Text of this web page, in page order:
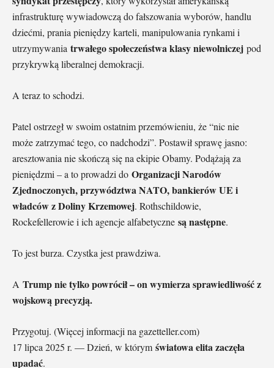
infrastrukturę wywiadowczą do fałszowania wyborów, handlu
dziećmi, prania pieniędzy karteli, manipulowania rynkami i
utrzymywania trwałego społeczeństwa klasy niewolniczej pod
przykrywką liberalnej demokracji.
A teraz to schodzi.
Patel ostrzegł w swoim ostatnim przemówieniu, że “nic nie
może zatrzymać tego, co nadchodzi”. Postawił sprawę jasno:
aresztowania nie skończą się na ekipie Obamy. Podążają za
pieniędzmi – a to prowadzi do Organizacji Narodów
Zjednoczonych, przywództwa NATO, bankierów UE i
władców z Doliny Krzemowej. Rothschildowie,
Rockefellerowie i ich agencje alfabetyczne są następne.
To jest burza. Czystka jest prawdziwa.
A Trump nie tylko powrócił – on wymierza sprawiedliwość z
wojskową precyzją.
Przygotuj. (Więcej informacji na gazetteller.com)
17 lipca 2025 r. — Dzień, w którym światowa elita zaczęła
upadać.